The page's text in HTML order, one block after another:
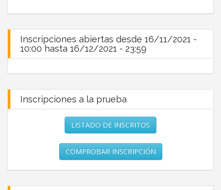
Inscripciones abiertas desde 16/11/2021 -
10:00 hasta 16/12/2021 - 23:59
Inscripciones a la prueba
LISTADO DE INSCRITOS
COMPROBAR INSCRIPCIÓN